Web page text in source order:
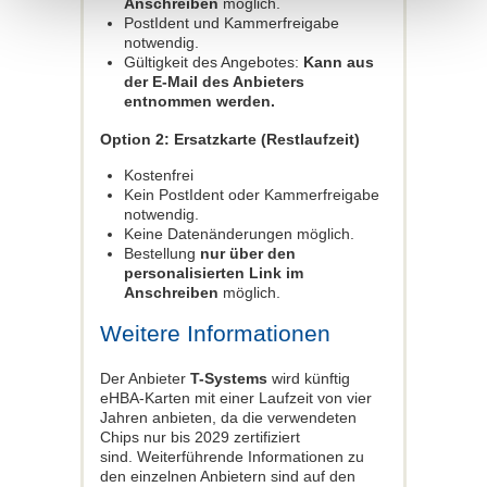
PostIdent und Kammerfreigabe
notwendig.
Gültigkeit des Angebotes: Kann aus
der E-Mail des Anbieters
entnommen werden.
Option 2: Ersatzkarte (Restlaufzeit)
Kostenfrei
Kein PostIdent oder Kammerfreigabe
notwendig.
Keine Datenänderungen möglich.
Bestellung nur über den
personalisierten Link im
Anschreiben möglich.
Weitere Informationen
Der Anbieter T-Systems wird künftig
eHBA-Karten mit einer Laufzeit von vier
Jahren anbieten, da die verwendeten
Chips nur bis 2029 zertifiziert
sind. Weiterführende Informationen zu
den einzelnen Anbietern sind auf den